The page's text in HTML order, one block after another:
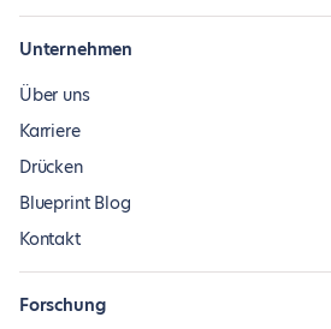
Unternehmen
Über uns
Karriere
Drücken
Blueprint Blog
Kontakt
Forschung